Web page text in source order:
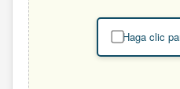
Haga clic